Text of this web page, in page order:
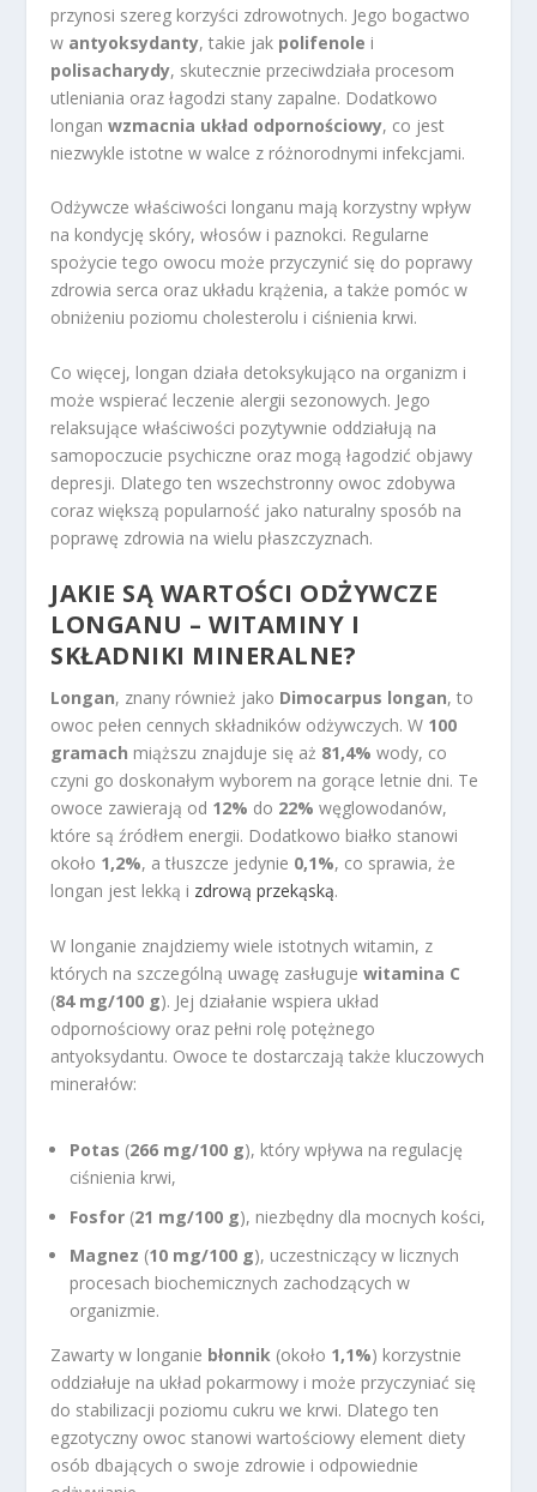
przynosi szereg korzyści zdrowotnych. Jego bogactwo
w antyoksydanty, takie jak polifenole i
polisacharydy, skutecznie przeciwdziała procesom
utleniania oraz łagodzi stany zapalne. Dodatkowo
longanwzmacnia układ odpornościowy, co jest
niezwykle istotne w walce z różnorodnymi infekcjami.
Odżywcze właściwości longanu mają korzystny wpływ
na kondycję skóry, włosów i paznokci. Regularne
spożycie tego owocu może przyczynić się do poprawy
zdrowia serca oraz układu krążenia, a także pomóc w
obniżeniu poziomu cholesterolu i ciśnienia krwi.
Co więcej, longan działa detoksykująco na organizm i
może wspierać leczenie alergii sezonowych. Jego
relaksujące właściwości pozytywnie oddziałują na
samopoczucie psychiczne oraz mogą łagodzić objawy
depresji. Dlatego ten wszechstronny owoc zdobywa
coraz większą popularność jako naturalny sposób na
poprawę zdrowia na wielu płaszczyznach.
JAKIE SĄ WARTOŚCI ODŻYWCZE
LONGANU – WITAMINY I
SKŁADNIKI MINERALNE?
Longan, znany również jako Dimocarpus longan, to
owoc pełen cennych składników odżywczych. W 100
gramach miąższu znajduje się aż 81,4% wody, co
czyni go doskonałym wyborem na gorące letnie dni. Te
owoce zawierają od 12% do 22% węglowodanów,
które są źródłem energii. Dodatkowo białko stanowi
około 1,2%, a tłuszcze jedynie 0,1%, co sprawia, że
longan jest lekką i zdrową przekąską.
W longanie znajdziemy wiele istotnych witamin, z
których na szczególną uwagę zasługujewitamina C
(84 mg/100 g). Jej działanie wspiera układ
odpornościowy oraz pełni rolę potężnego
antyoksydantu. Owoce te dostarczają także kluczowych
minerałów:
Potas (266 mg/100 g), który wpływa na regulację
ciśnienia krwi,
Fosfor (21 mg/100 g), niezbędny dla mocnych kości,
Magnez (10 mg/100 g), uczestniczący w licznych
procesach biochemicznych zachodzących w
organizmie.
Zawarty w longanie błonnik (około 1,1%) korzystnie
oddziałuje na układ pokarmowy i może przyczyniać się
do stabilizacji poziomu cukru we krwi. Dlatego ten
egzotyczny owoc stanowi wartościowy element diety
osób dbających o swoje zdrowie i odpowiednie